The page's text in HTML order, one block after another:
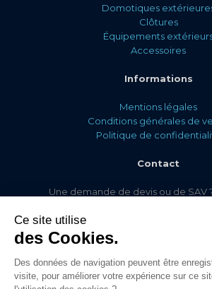
Domotiques
Clôtures
Équipements
Accessoires
Informations
Mentions légales
Conditions générales de
Politique de
Contact
Une demande de devis ou de SAV
© Comaferm 2022. Tous droits réservés.
Ce site utilise
des Cookies.
Des données de navigation peuvent être
visite, pour améliorer votre expérience sur ce